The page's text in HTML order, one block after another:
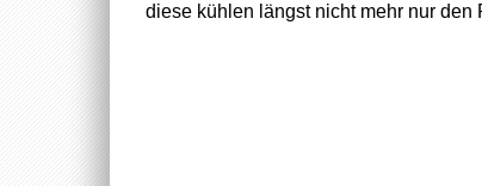
diese kühlen längst nicht mehr nur den